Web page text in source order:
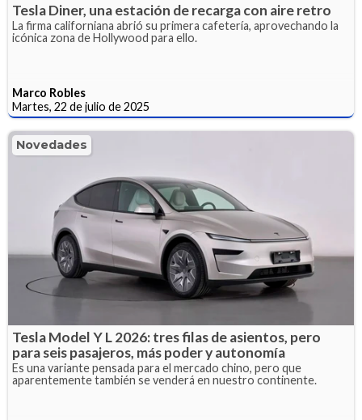
Tesla Diner, una estación de recarga con aire retro
La firma californiana abrió su primera cafetería, aprovechando la
icónica zona de Hollywood para ello.
Marco Robles
Martes, 22 de julio de 2025
Novedades
Tesla Model Y L 2026: tres filas de asientos, pero
para seis pasajeros, más poder y autonomía
Es una variante pensada para el mercado chino, pero que
aparentemente también se venderá en nuestro continente.